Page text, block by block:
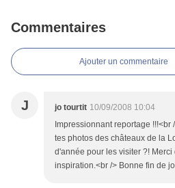
Commentaires
Ajouter un commentaire
J jo tourtit 10/09/2008 10:04
Impressionnant reportage !!!<br
tes photos des châteaux de la
d'année pour les visiter ?!
inspiration.<br /> Bonne fin de